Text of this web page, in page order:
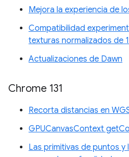
Mejora la experiencia de
Compatibilidad
texturas normalizados de
Actualizaciones de Dawn
Chrome 131
Recorta distancias en
GPUCanvasContext
Las primitivas de puntos